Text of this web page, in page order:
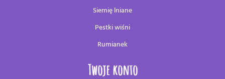
Siemię lniane
Pestki wiśni
Rumianek
Twoje konto